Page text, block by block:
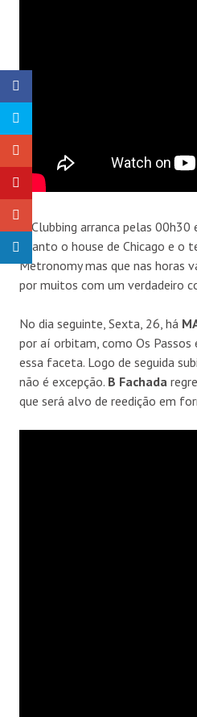
O Clubbing arranca pelas
quanto o house de Chicago e o
Metronomy mas que nas horas
por muitos com um verdadeiro
No dia seguinte, Sexta, 26, há
por aí orbitam, como Os
essa faceta. Logo de seguida
não é excepção. B Fachada
que será alvo de reedição em